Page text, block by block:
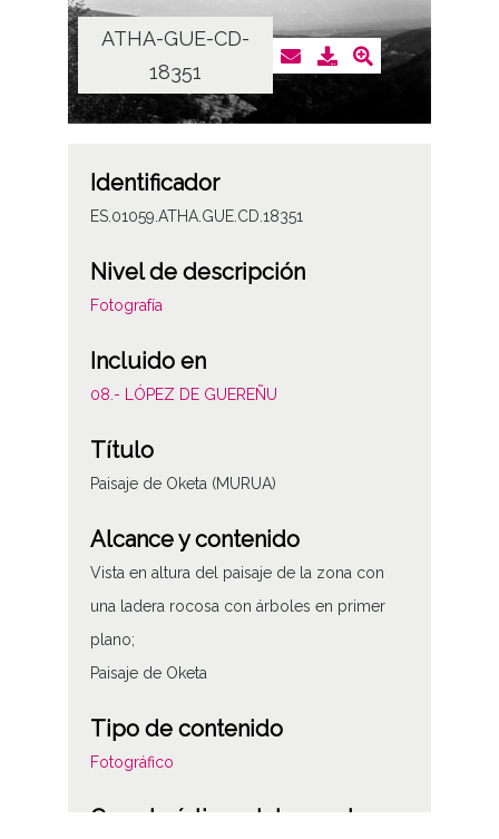
ATHA-GUE-CD-
18351
Identificador
ES.01059.ATHA.GUE.CD.18351
Nivel de descripción
Fotografía
Incluido en
08.- LÓPEZ DE GUEREÑU
Título
Paisaje de Oketa (MURUA)
Alcance y contenido
Vista en altura del paisaje de la zona con
una ladera rocosa con árboles en primer
plano;
Paisaje de Oketa
Tipo de contenido
Fotográfico
Características del soporte